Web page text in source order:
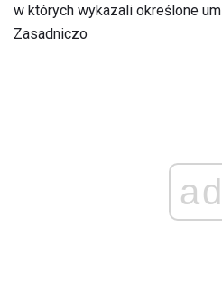
w których wykazali określone
Zasadniczo
ad